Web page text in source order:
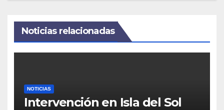
Noticias relacionadas
NOTICIAS
Intervención en Isla del Sol